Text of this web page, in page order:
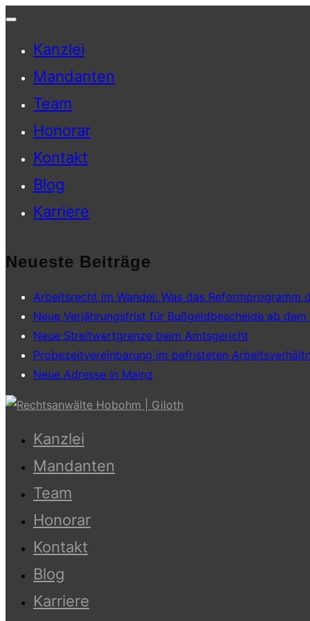
umschalten
Kanzlei
Mandanten
Team
Honorar
Kontakt
Blog
Karriere
Neueste Beiträge
Arbeitsrecht im Wandel: Was das Reformprogramm
Neue Verjährungsfrist für Bußgeldbescheide ab dem
Neue Streitwertgrenze beim Amtsgericht
Probezeitvereinbarung im befristeten
Neue Adresse in Mainz
Zum
springenKanzlei
Mandanten
Team
Honorar
Kontakt
Blog
Karriere